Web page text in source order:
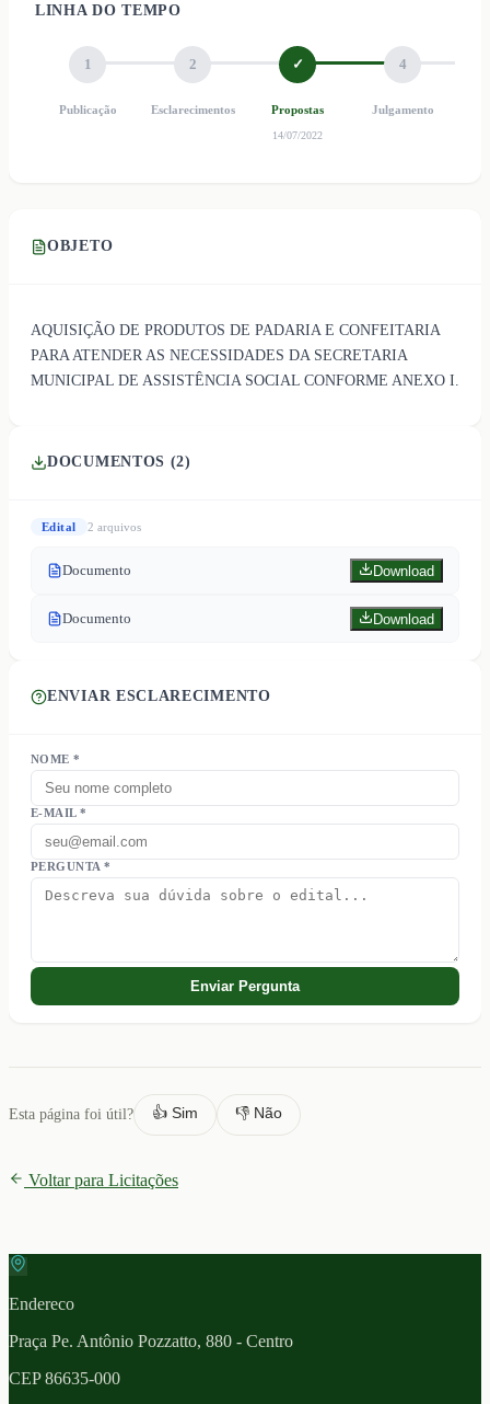
LINHA DO TEMPO
1
Publicação
2
Esclarecimentos
✓
Propostas
14/07/2022
4
Julgamento
OBJETO
AQUISIÇÃO DE PRODUTOS DE PADARIA E CONFEITARIA
PARA ATENDER AS NECESSIDADES DA SECRETARIA
MUNICIPAL DE ASSISTÊNCIA SOCIAL CONFORME ANEXO I.
DOCUMENTOS (2)
Edital 2 arquivos
Documento Download
Documento Download
ENVIAR ESCLARECIMENTO
NOME *
E-MAIL *
PERGUNTA *
Enviar Pergunta
Esta página foi útil? 👍 Sim 👎 Não
Voltar para Licitações
Endereco
Praça Pe. Antônio Pozzatto, 880 - Centro
CEP86635-000